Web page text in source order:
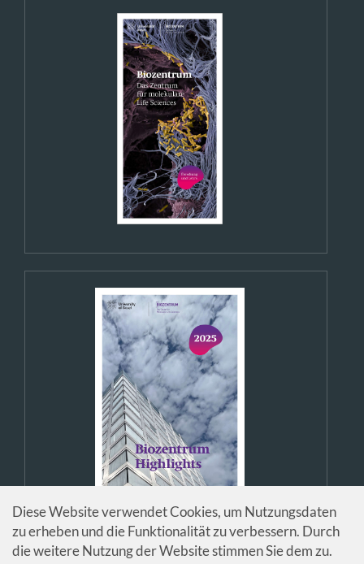
Diese Website verwendet Cookies, um Nutzungsdaten
zu erheben und die Funktionalität zu verbessern. Durch
die weitere Nutzung der Website stimmen Sie dem zu.